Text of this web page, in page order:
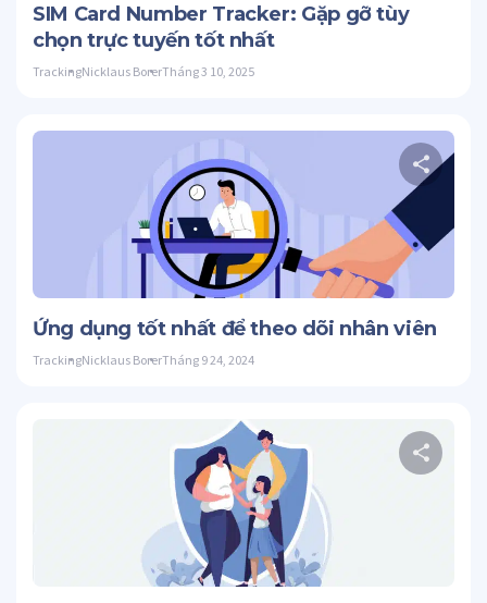
SIM Card Number Tracker: Gặp gỡ tùy
chọn trực tuyến tốt nhất
TrackingNicklaus BorerTháng 3 10, 2025
Twitter
Ứng dụng tốt nhất để theo dõi nhân viên
TrackingNicklaus BorerTháng 9 24, 2024